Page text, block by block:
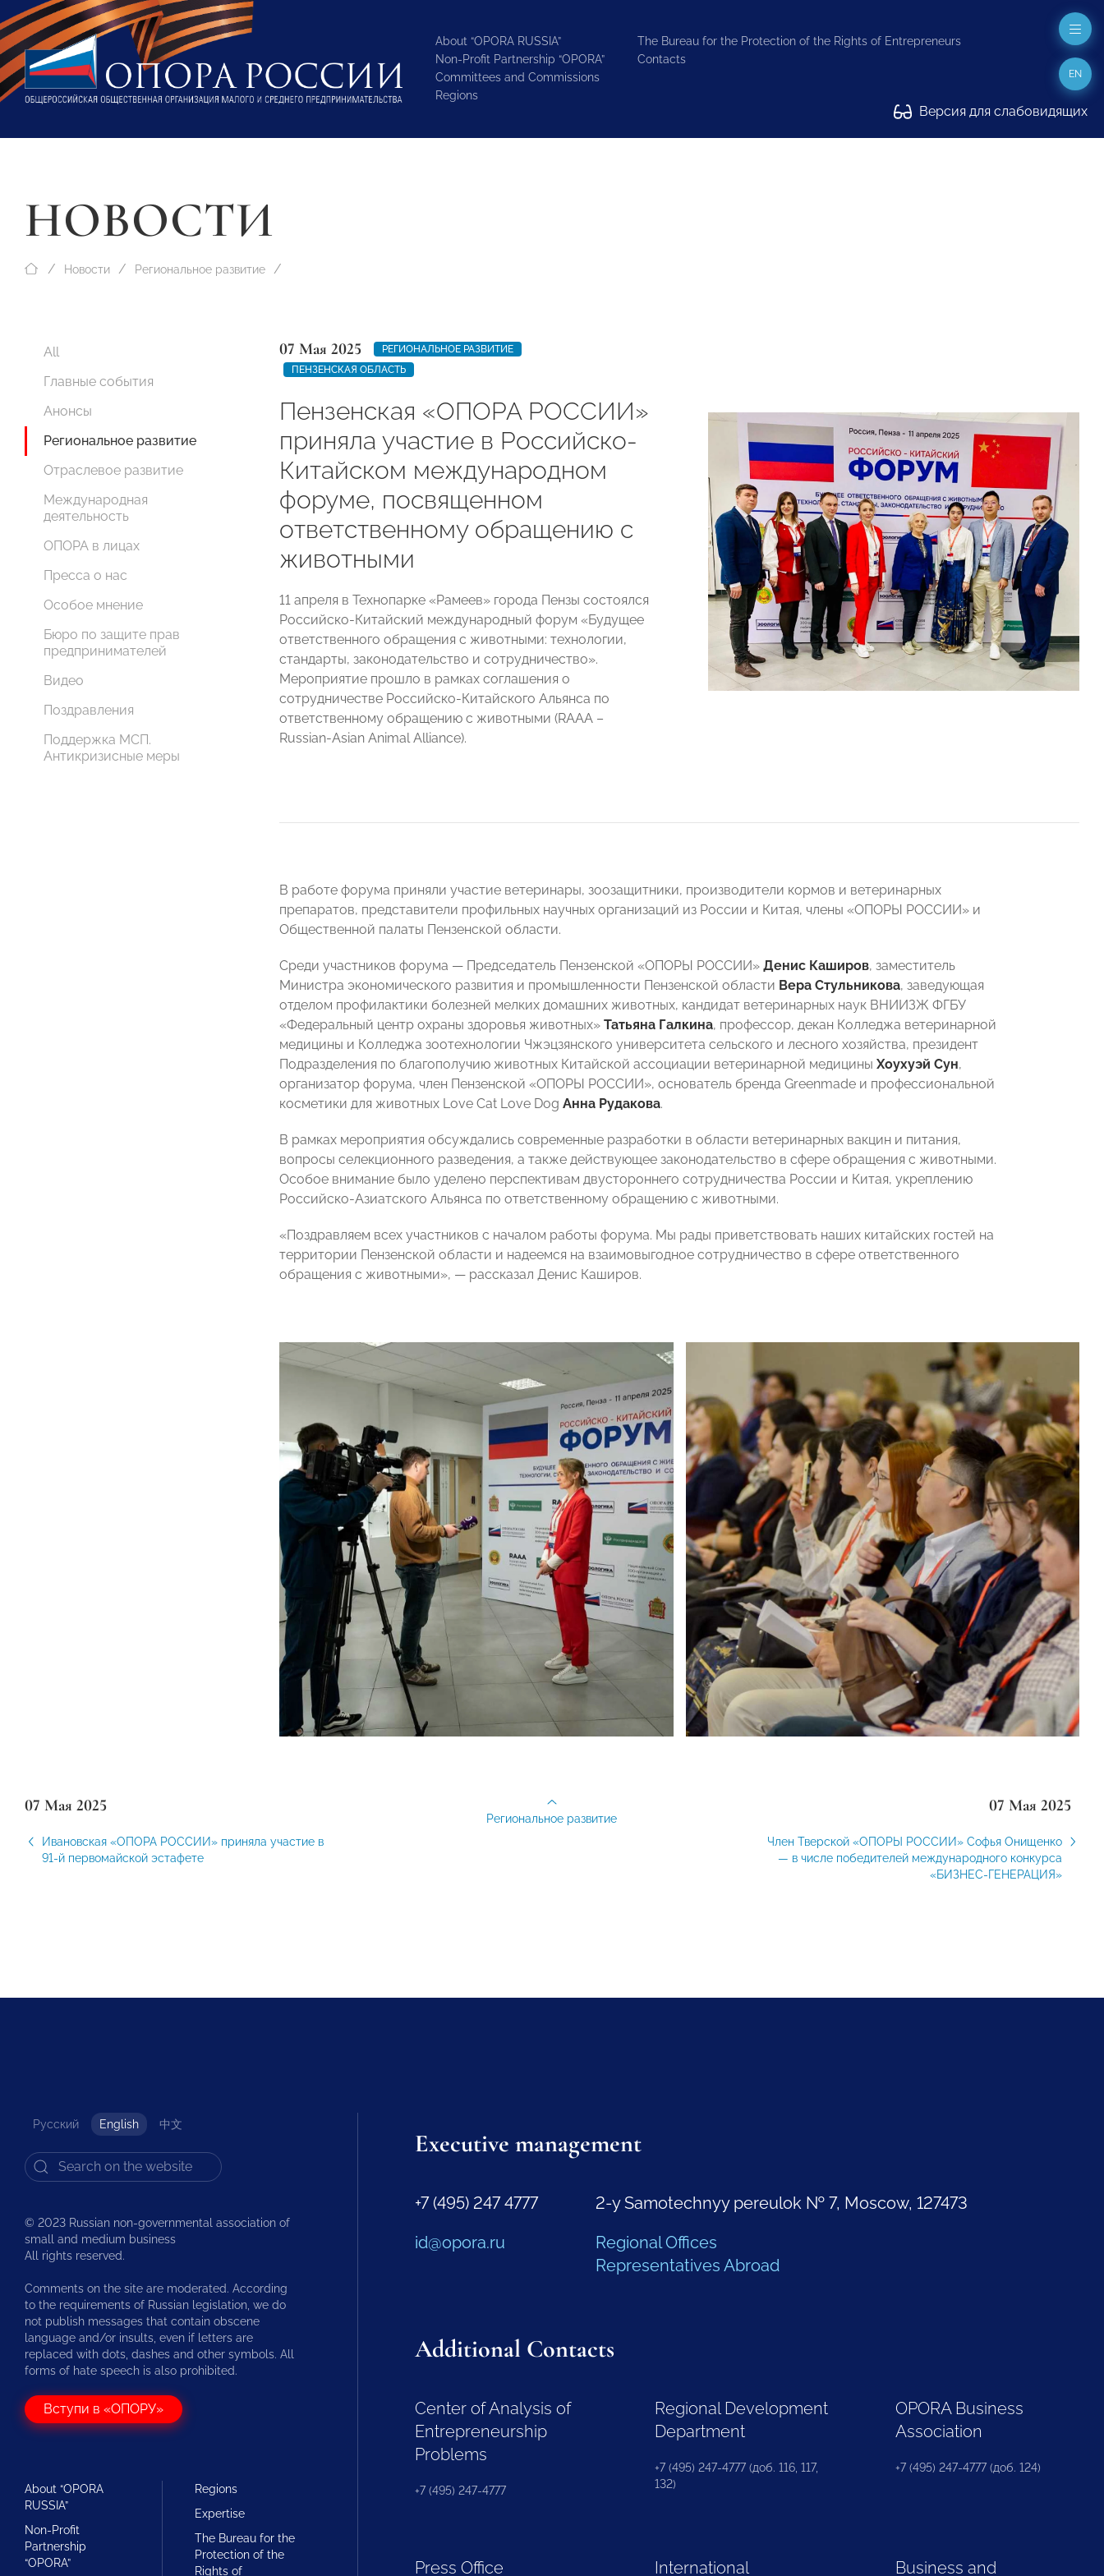
About “OPORA RUSSIA”
Non-Profit Partnership “OPORA”
Committees and Commissions
Regions
The Bureau for the Protection of the Rights of Entrepreneurs
Contacts
Версия для слабовидящих
EN
НОВОСТИ
Новости Региональное развитие
All
Главные события
Анонсы
Региональное развитие
Отраслевое развитие
Международная
деятельность
ОПОРА в лицах
Пресса о нас
Особое мнение
Бюро по защите прав
предпринимателей
Видео
Поздравления
Поддержка МСП.
Антикризисные меры
07 Мая 2025
РЕГИОНАЛЬНОЕ РАЗВИТИЕ
ПЕНЗЕНСКАЯ ОБЛАСТЬ
Пензенская «ОПОРА РОССИИ»
приняла участие в Российско-
Китайском международном
форуме, посвященном
ответственному обращению с
животными
11 апреля в Технопарке «Рамеев» города Пензы состоялся
Российско-Китайский международный форум «Будущее
ответственного обращения с животными: технологии,
стандарты, законодательство и сотрудничество».
Мероприятие прошло в рамках соглашения о
сотрудничестве Российско-Китайского Альянса по
ответственному обращению с животными (RAAA –
Russian-Asian Animal Alliance).
В работе форума приняли участие ветеринары, зоозащитники, производители кормов и ветеринарных
препаратов, представители профильных научных организаций из России и Китая, члены «ОПОРЫ РОССИИ» и
Общественной палаты Пензенской области.
Среди участников форума — Председатель Пензенской «ОПОРЫ РОССИИ» Денис Каширов, заместитель
Министра экономического развития и промышленности Пензенской области Вера Стульникова, заведующая
отделом профилактики болезней мелких домашних животных, кандидат ветеринарных наук ВНИИЗЖ ФГБУ
«Федеральный центр охраны здоровья животных» Татьяна Галкина, профессор, декан Колледжа ветеринарной
медицины и Колледжа зоотехнологии Чжэцзянского университета сельского и лесного хозяйства, президент
Подразделения по благополучию животных Китайской ассоциации ветеринарной медицины Хоухуэй Сун,
организатор форума, член Пензенской «ОПОРЫ РОССИИ», основатель бренда Greenmade и профессиональной
косметики для животных Love Cat Love Dog Анна Рудакова.
В рамках мероприятия обсуждались современные разработки в области ветеринарных вакцин и питания,
вопросы селекционного разведения, а также действующее законодательство в сфере обращения с животными.
Особое внимание было уделено перспективам двустороннего сотрудничества России и Китая, укреплению
Российско-Азиатского Альянса по ответственному обращению с животными.
«Поздравляем всех участников с началом работы форума. Мы рады приветствовать наших китайских гостей на
территории Пензенской области и надеемся на взаимовыгодное сотрудничество в сфере ответственного
обращения с животными», — рассказал Денис Каширов.
07 Мая 2025
Ивановская «ОПОРА РОССИИ» приняла участие в
91-й первомайской эстафете
07 Мая 2025
Член Тверской «ОПОРЫ РОССИИ» Софья Онищенко
— в числе победителей международного конкурса
«БИЗНЕС-ГЕНЕРАЦИЯ»
Региональное развитие
Русский English 中文
© 2023 Russian non-governmental association of
small and medium business
All rights reserved.
Comments on the site are moderated. According
to the requirements of Russian legislation, we do
not publish messages that contain obscene
language and/or insults, even if letters are
replaced with dots, dashes and other symbols. All
forms of hate speech is also prohibited.
Вступи в «ОПОРУ»
About “OPORA
RUSSIA”
Non-Profit
Partnership
“OPORA”
Regions
Expertise
The Bureau for the
Protection of the
Rights of
Executive management
+7 (495) 247 4777
id@opora.ru
2-y Samotechnyy pereulok № 7, Moscow, 127473
Regional Offices
Representatives Abroad
Additional Contacts
Center of Analysis of
Entrepreneurship
Problems
+7 (495) 247-4777
Regional Development
Department
+7 (495) 247-4777 (доб. 116, 117,
132)
OPORA Business
Association
+7 (495) 247-4777 (доб. 124)
Press Office International Business and